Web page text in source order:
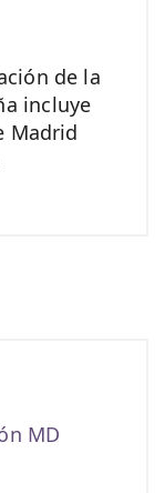
de la
incluye
Madrid
MD